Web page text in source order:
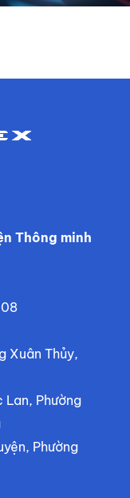
Thông minh
Xuân Thủy,
Lan, Phường
Phường